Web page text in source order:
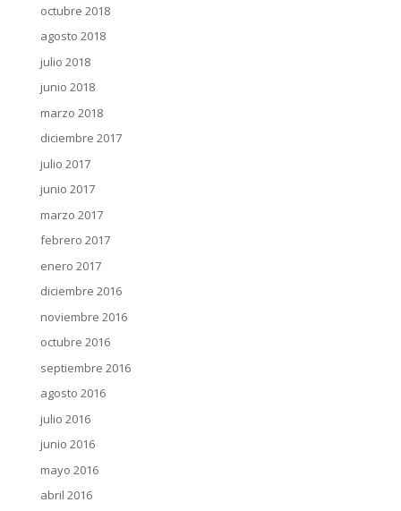
octubre 2018
agosto 2018
julio 2018
junio 2018
marzo 2018
diciembre 2017
julio 2017
junio 2017
marzo 2017
febrero 2017
enero 2017
diciembre 2016
noviembre 2016
octubre 2016
septiembre 2016
agosto 2016
julio 2016
junio 2016
mayo 2016
abril 2016